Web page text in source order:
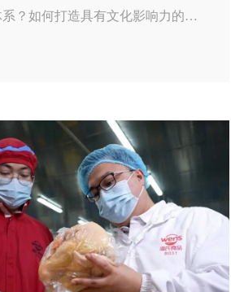
？如何打造具有文化影响力的产